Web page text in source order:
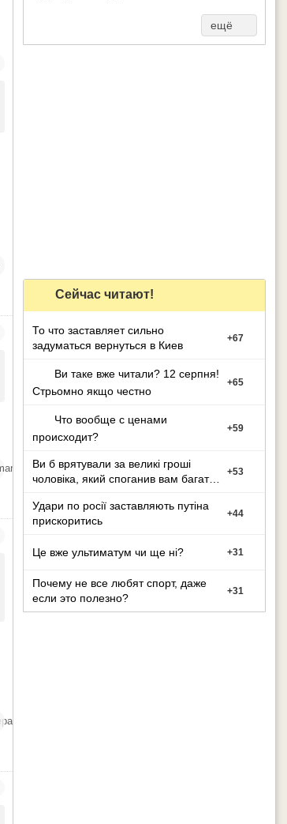
ещё
Сейчас читают!
То что заставляет сильно
задуматься вернуться в Киев
+67
Ви таке вже читали? 12 серпня!
Стрьомно якщо честно
+65
Что вообще с ценами
происходит?
+59
Ви б врятували за великі гроші
чоловіка, який споганив вам багато
+53
Удари по росії заставляють путіна
прискоритись
+44
Це вже ультиматум чи ще ні? +31
Почему не все любят спорт, даже
если это полезно?
+31